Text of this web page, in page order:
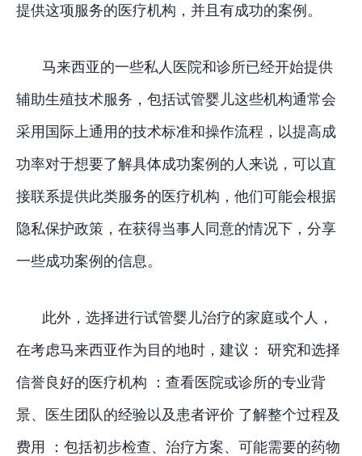
提供这项服务的医疗机构，并且有成功的案例。
马来西亚的一些私人医院和诊所已经开始提供
辅助生殖技术服务，包括试管婴儿这些机构通常会
采用国际上通用的技术标准和操作流程，以提高成
功率对于想要了解具体成功案例的人来说，可以直
接联系提供此类服务的医疗机构，他们可能会根据
隐私保护政策，在获得当事人同意的情况下，分享
一些成功案例的信息。
此外，选择进行试管婴儿治疗的家庭或个人，
在考虑马来西亚作为目的地时，建议： 研究和选择
信誉良好的医疗机构 ：查看医院或诊所的专业背
景、医生团队的经验以及患者评价 了解整个过程及
费用 ：包括初步检查、治疗方案、可能需要的药物